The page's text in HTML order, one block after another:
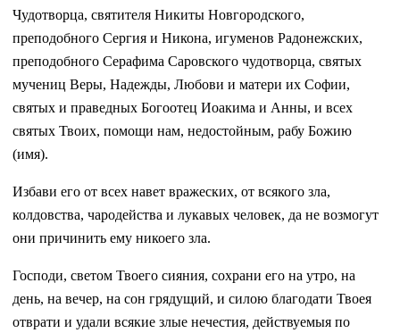
Чудотворца, святителя Никиты Новгородского,
преподобного Сергия и Никона, игуменов Радонежских,
преподобного Серафима Саровского чудотворца, святых
мучениц Веры, Надежды, Любови и матери их Софии,
святых и праведных Богоотец Иоакима и Анны, и всех
святых Твоих, помощи нам, недостойным, рабу Божию
(имя).
Избави его от всех навет вражеских, от всякого зла,
колдовства, чародейства и лукавых человек, да не возмогут
они причинить ему никоего зла.
Господи, светом Твоего сияния, сохрани его на утро, на
день, на вечер, на сон грядущий, и силою благодати Твоея
отврати и удали всякие злые нечестия, действуемыя по